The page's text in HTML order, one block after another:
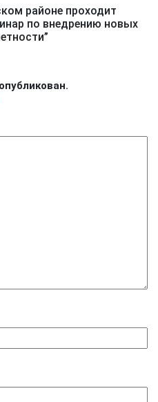
районе проходит
по внедрению новых
”